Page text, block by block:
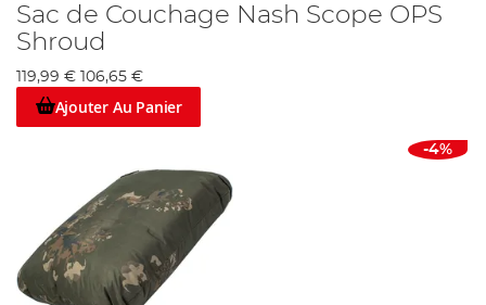
Sac de Couchage Nash Scope OPS
Shroud
119,99 € 106,65 €
Ajouter Au Panier
-4%